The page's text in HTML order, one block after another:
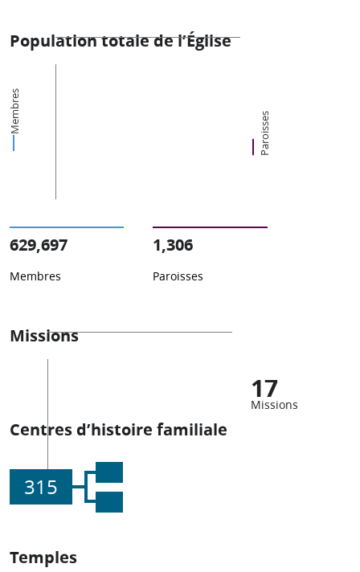
Population totale de l’Église
Membres Paroisses
629,697
Membres
1,306
Paroisses
Missions
17
Missions
Centres d’histoire familiale
315
Temples